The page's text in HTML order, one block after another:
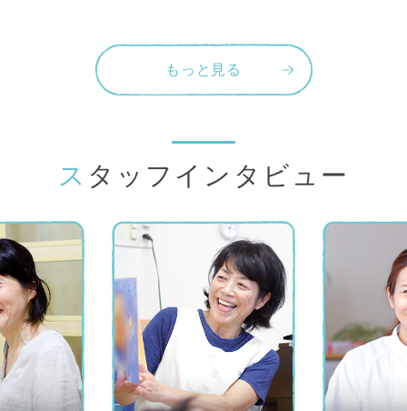
もっと見る
スタッフインタビュー